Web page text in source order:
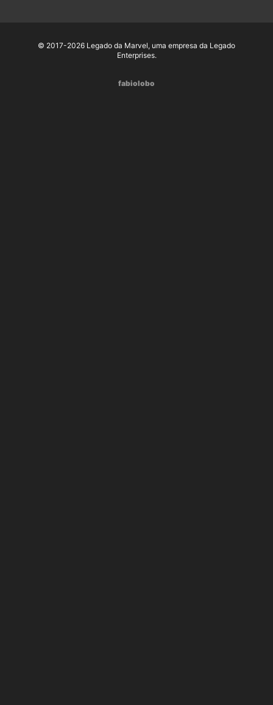
© 2017-2026 Legado da Marvel, uma empresa da Legado
Enterprises.
fabiolobo